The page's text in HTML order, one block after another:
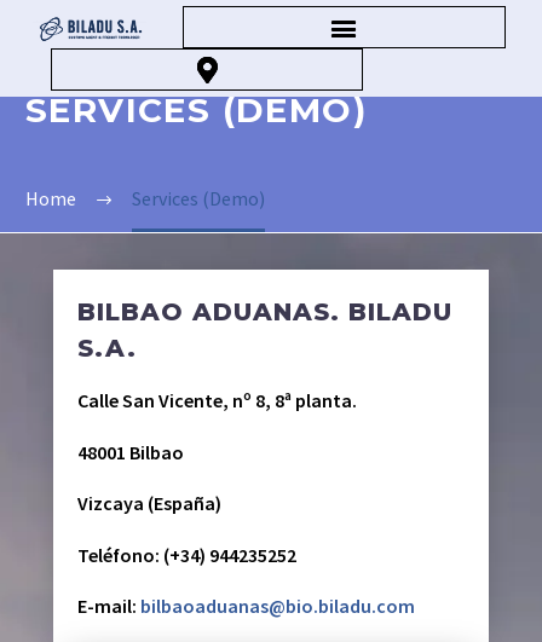
SERVICES (DEMO)
Home Services (Demo)
BILBAO ADUANAS. BILADU
S.A.
Calle San Vicente, nº 8, 8ª planta.
48001 Bilbao
Vizcaya (España)
Teléfono: (+34) 944235252
E-mail: bilbaoaduanas@bio.biladu.com